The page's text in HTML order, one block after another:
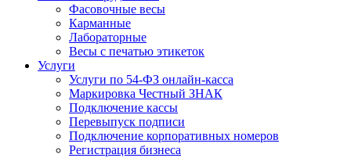
Фасовочные весы
Карманные
Лабораторные
Весы с печатью этикеток
Услуги
Услуги по 54-ФЗ онлайн-касса
Маркировка Честный ЗНАК
Подключение кассы
Перевыпуск подписи
Подключение корпоративных номеров
Регистрация бизнеса